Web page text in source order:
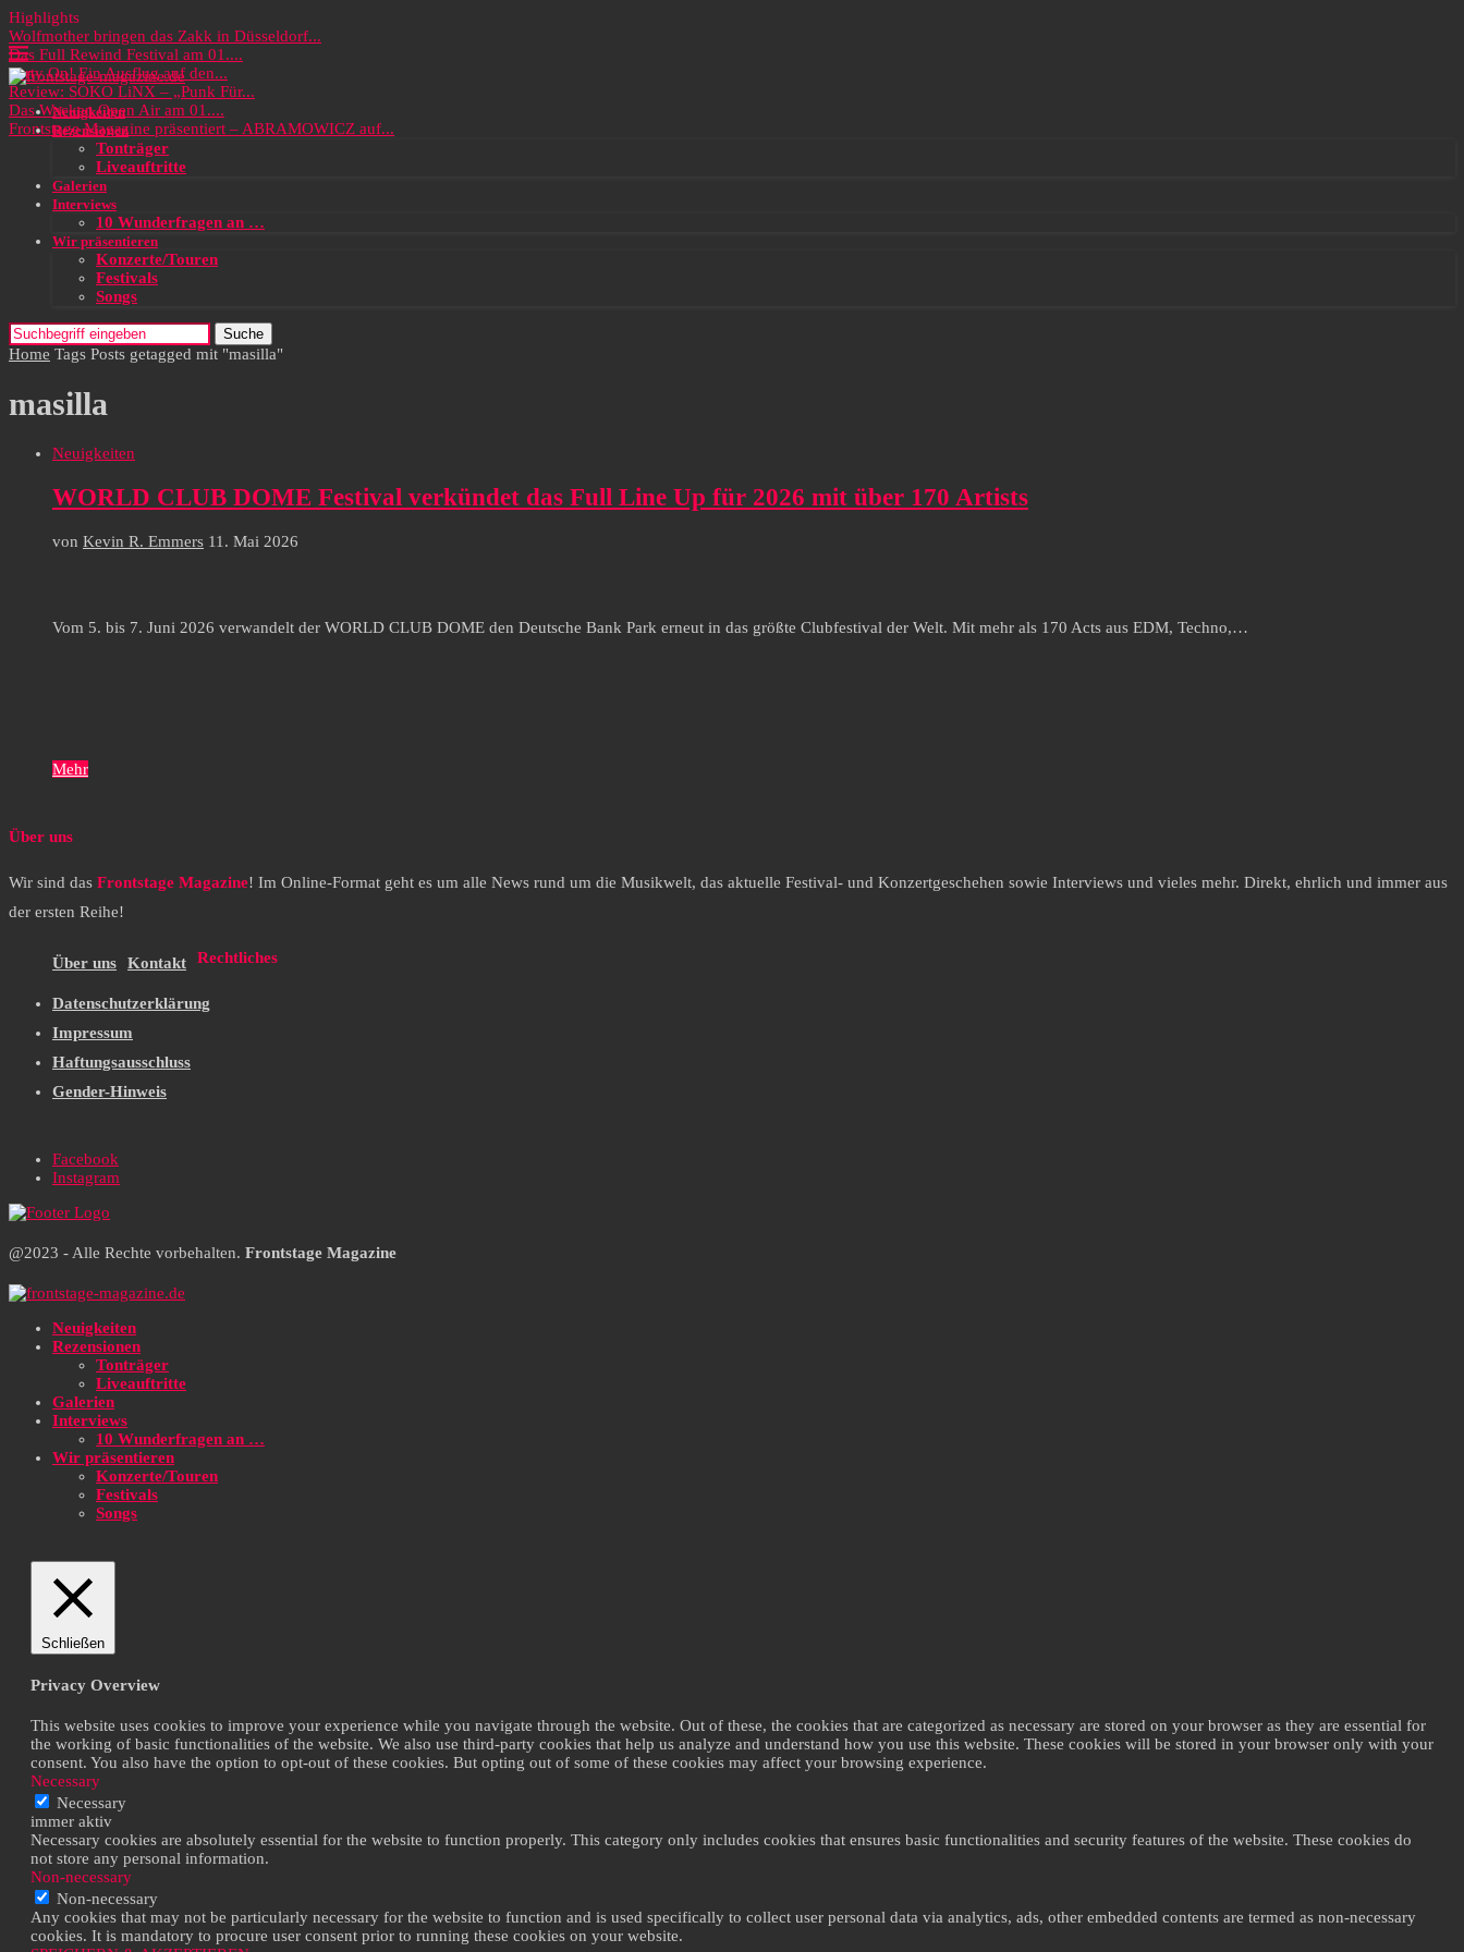
Highlights
Wolfmother bringen das Zakk in Düsseldorf...
Das Full Rewind Festival am 01....
Party On! Ein Ausflug auf den...
Review: SOKO LiNX – „Punk Für...
Das Wacken Open Air am 01....
Frontstage Magazine präsentiert – ABRAMOWICZ auf...
Neuigkeiten
Rezensionen
Tonträger
Liveauftritte
Galerien
Interviews
10 Wunderfragen an …
Wir präsentieren
Konzerte/Touren
Festivals
Songs
Suche
Home Tags Posts getagged mit "masilla"
masilla
Neuigkeiten
WORLD CLUB DOME Festival verkündet das Full Line Up für 2026 mit über 170 Artists
von Kevin R. Emmers 11. Mai 2026
Vom 5. bis 7. Juni 2026 verwandelt der WORLD CLUB DOME den Deutsche Bank Park erneut in das größte Clubfestival der Welt. Mit mehr als 170 Acts aus EDM, Techno,…
Mehr
Über uns
Wir sind das Frontstage Magazine! Im Online-Format geht es um alle News rund um die Musikwelt, das aktuelle Festival- und Konzertgeschehen sowie Interviews und vieles mehr. Direkt, ehrlich und immer aus
der ersten Reihe!
Über uns Kontakt Rechtliches
Datenschutzerklärung
Impressum
Haftungsausschluss
Gender-Hinweis
Facebook
Instagram
@2023 - Alle Rechte vorbehalten. Frontstage Magazine
Neuigkeiten
Rezensionen
Tonträger
Liveauftritte
Galerien
Interviews
10 Wunderfragen an …
Wir präsentieren
Konzerte/Touren
Festivals
Songs
Schließen
Privacy Overview
This website uses cookies to improve your experience while you navigate through the website. Out of these, the cookies that are categorized as necessary are stored on your browser as they are essential for
the working of basic functionalities of the website. We also use third-party cookies that help us analyze and understand how you use this website. These cookies will be stored in your browser only with your
consent. You also have the option to opt-out of these cookies. But opting out of some of these cookies may affect your browsing experience.
Necessary
Necessary
immer aktiv
Necessary cookies are absolutely essential for the website to function properly. This category only includes cookies that ensures basic functionalities and security features of the website. These cookies do
not store any personal information.
Non-necessary
Non-necessary
Any cookies that may not be particularly necessary for the website to function and is used specifically to collect user personal data via analytics, ads, other embedded contents are termed as non-necessary
cookies. It is mandatory to procure user consent prior to running these cookies on your website.